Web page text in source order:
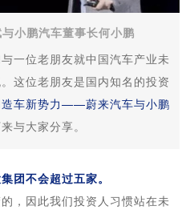
小鹏汽车董事长何小鹏
一位老朋友就中国汽车产业未
这位老朋友是国内知名的投资
造车新势力——蔚来汽车与小鹏
与大家分享。
团不会超过五家。
，因此我们投资人习惯站在未